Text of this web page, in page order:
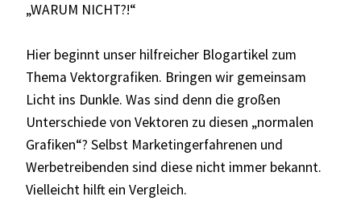
„WARUM NICHT?!“
Hier beginnt unser hilfreicher Blogartikel zum
Thema Vektorgrafiken. Bringen wir gemeinsam
Licht ins Dunkle. Was sind denn die großen
Unterschiede von Vektoren zu diesen „normalen
Grafiken“? Selbst Marketingerfahrenen und
Werbetreibenden sind diese nicht immer bekannt.
Vielleicht hilft ein Vergleich.